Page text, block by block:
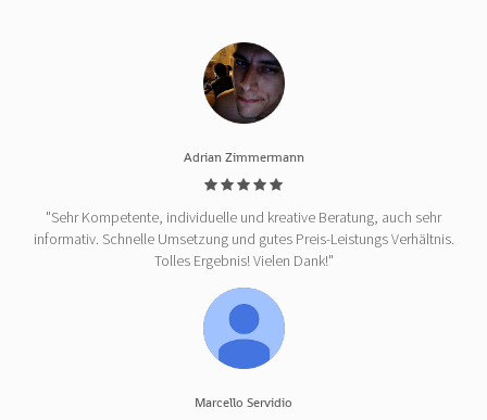
Adrian Zimmermann
"Sehr Kompetente, individuelle und kreative Beratung, auch sehr
informativ. Schnelle Umsetzung und gutes Preis-Leistungs Verhältnis.
Tolles Ergebnis! Vielen Dank!"
Marcello Servidio